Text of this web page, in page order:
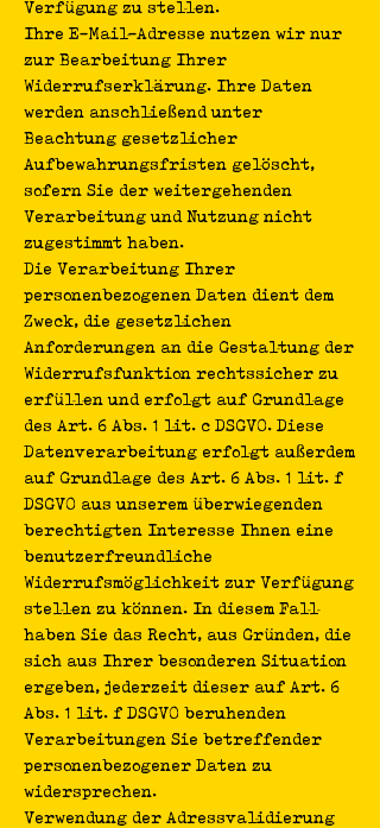
Verfügung zu stellen.
Ihre E-Mail-Adresse nutzen wir nur
zur Bearbeitung Ihrer
Widerrufserklärung. Ihre Daten
werden anschließend unter
Beachtung gesetzlicher
Aufbewahrungsfristen gelöscht,
sofern Sie der weitergehenden
Verarbeitung und Nutzung nicht
zugestimmt haben.
Die Verarbeitung Ihrer
personenbezogenen Daten dient dem
Zweck, die gesetzlichen
Anforderungen an die Gestaltung der
Widerrufsfunktion rechtssicher zu
erfüllen und erfolgt auf Grundlage
des Art. 6 Abs. 1 lit. c DSGVO. Diese
Datenverarbeitung erfolgt außerdem
auf Grundlage des Art. 6 Abs. 1 lit. f
DSGVO aus unserem überwiegenden
berechtigten Interesse Ihnen eine
benutzerfreundliche
Widerrufsmöglichkeit zur Verfügung
stellen zu können. In diesem Fall
haben Sie das Recht, aus Gründen, die
sich aus Ihrer besonderen Situation
ergeben, jederzeit dieser auf Art. 6
Abs. 1 lit. f DSGVO beruhenden
Verarbeitungen Sie betreffender
personenbezogener Daten zu
widersprechen.
Verwendung der Adressvalidierung